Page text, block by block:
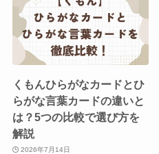
くもんひらがなカードとひ
らがな言葉カードの違いと
は？5つの比較で選び方を
解説
2026年7月14日